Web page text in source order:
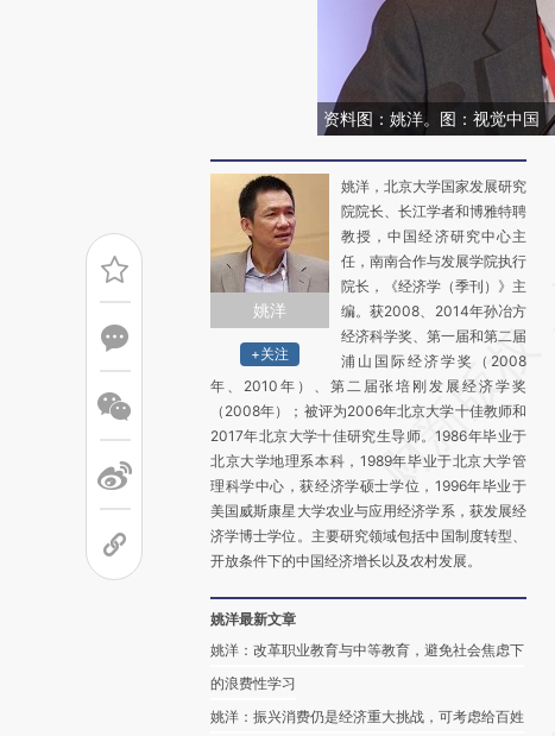
资料图：姚洋。图：视觉中国
姚洋
+关注
姚洋，北京大学国家发展研究
院院长、长江学者和博雅特聘
教授，中国经济研究中心主
任，南南合作与发展学院执行
院长，《经济学（季刊）》主
编。获2008、2014年孙冶方
经济科学奖、第一届和第二届
浦山国际经济学奖（2008
年、2010年）、第二届张培刚发展经济学奖
（2008年）；被评为2006年北京大学十佳教师和
2017年北京大学十佳研究生导师。1986年毕业于
北京大学地理系本科，1989年毕业于北京大学管
理科学中心，获经济学硕士学位，1996年毕业于
美国威斯康星大学农业与应用经济学系，获发展经
济学博士学位。主要研究领域包括中国制度转型、
开放条件下的中国经济增长以及农村发展。
姚洋最新文章
姚洋：改革职业教育与中等教育，避免社会焦虑下
的浪费性学习
姚洋：振兴消费仍是经济重大挑战，可考虑给百姓